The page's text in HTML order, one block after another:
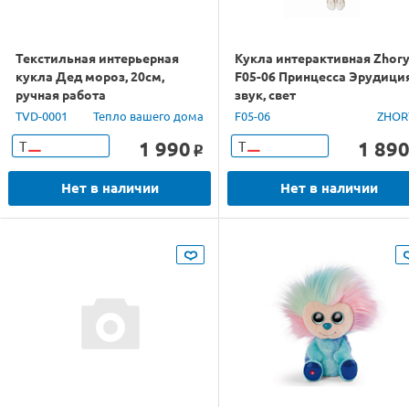
Текстильная интерьерная
кукла Дед мороз, 20см,
ручная работа
TVD-0001 Тепло вашего дома
Т 1 990 o
Нет в наличии
Кукла интерактивная
F05-06 Принцесса
звук, свет
F05-06
Т 1 890
Нет в наличии